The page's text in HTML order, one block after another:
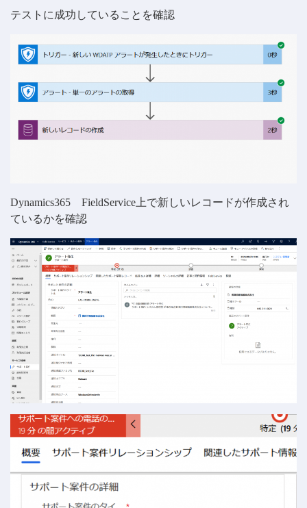
テストに成功していることを確認
Dynamics365 FieldService上で新しいレコードが作成され
ているかを確認